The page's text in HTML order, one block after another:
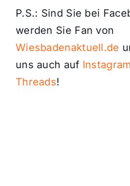
P.S.: Sind Sie bei
werden Sie Fan von
Wiesbadenaktuell.de
uns auch auf Instagram
Threads!